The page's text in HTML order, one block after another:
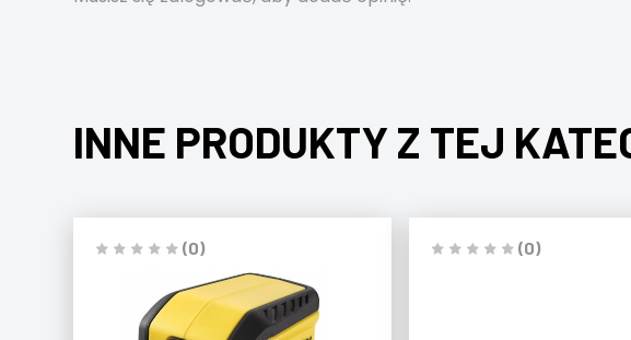
INNE PRODUKTY Z TEJ
(0) (0)